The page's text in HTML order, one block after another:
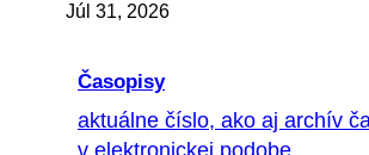
Júl 31, 2026
Časopisy
aktuálne číslo, ako aj archív